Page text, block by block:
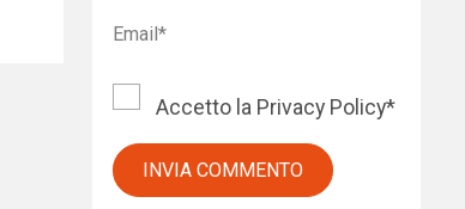
Accetto la Privacy Policy*